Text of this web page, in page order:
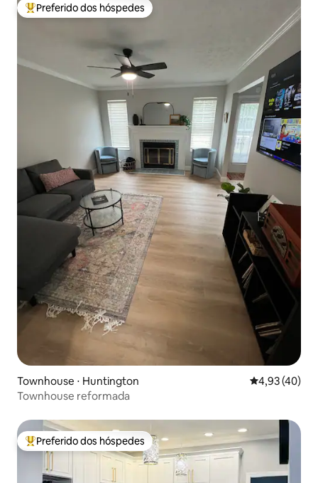
Entre os melhores preferidos dos hóspedes
Preferido dos hóspedes
Townhouse ⋅ Huntington 4,93 de uma
4,93 (40)
Townhouse reformada
Entre os melhores preferidos dos hóspedes
Preferido dos hóspedes